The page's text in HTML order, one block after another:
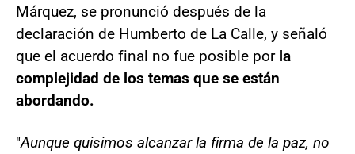
Márquez, se pronunció después de la
declaración de Humberto de La Calle, y señaló
que el acuerdo final no fue posible por la
complejidad de los temas que se están
abordando.
"Aunque quisimos alcanzar la firma de la paz, no